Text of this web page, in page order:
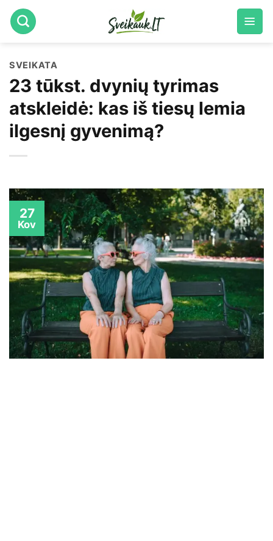
Skip
to
SVEIKATA
23 tūkst. dvynių tyrimas
atskleidė: kas iš tiesų lemia
ilgesnį gyvenimą?
27
Kov